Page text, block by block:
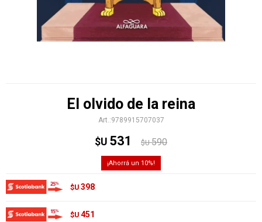
El olvido de la reina
9789915707037
$U 531 $U 590
10
$U 398
$U 451